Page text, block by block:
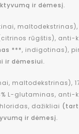
ir dėmesį.
maltodekstrinas),
rūgštis), anti-
***, indigotinas),
ir dėmesiui.
maltodekstrinas),
L-glutaminas, anti-
dažikliai
ir dėmesį.